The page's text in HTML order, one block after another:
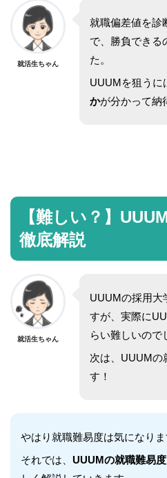
就活生ちゃん
就職偏差値を診
で、勝負できる
た。
UUUMを狙うに
かが分かって納
【難しい？】
徹底解説
就活生ちゃん
UUUMの採用大
すが、実際に
らい難しいので
次は、UUUMの
す！
やはり就職難易度は気になりま
それでは、 UUUMの就職難易度